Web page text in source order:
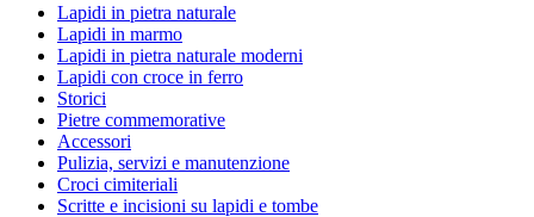
Lapidi in pietra naturale
Lapidi in marmo
Lapidi in pietra naturale moderni
Lapidi con croce in ferro
Storici
Pietre commemorative
Accessori
Pulizia, servizi e manutenzione
Croci cimiteriali
Scritte e incisioni su lapidi e tombe